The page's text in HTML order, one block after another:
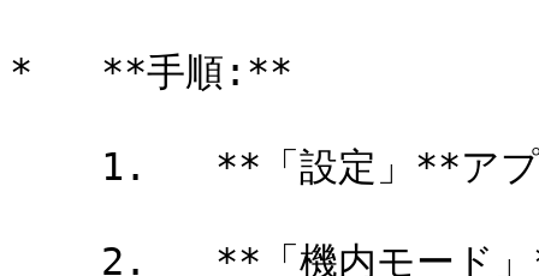
*   **手順:**